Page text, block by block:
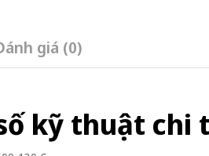
giá (0)
kỹ thuật chi